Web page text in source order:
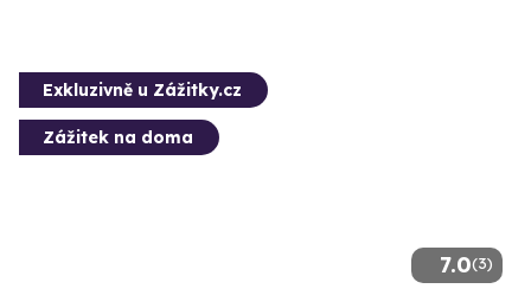
7.0(3)
Exkluzivně u Zážitky.cz
Zážitek na doma